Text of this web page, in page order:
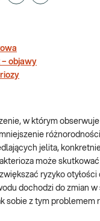
– objawy
w którym
jelita,
może
ryzyko otyłości
dochodzi do zmian w
jak sobie z tym